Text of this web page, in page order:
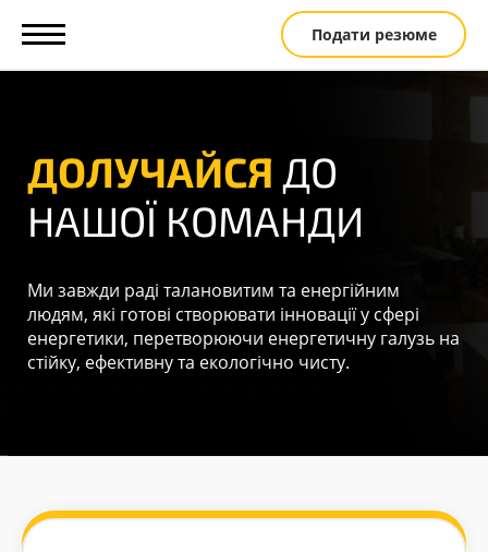
Подати резюме
Етапи
відбору
Розвиток
Для
Контакти
EN
ДОЛУЧАЙСЯ ДО
НАШОЇ КОМАНДИ
Ми завжди раді талановитим та енергійним
людям, які готові створювати інновації у сфері
енергетики, перетворюючи енергетичну галузь на
стійку, ефективну та екологічно чисту.